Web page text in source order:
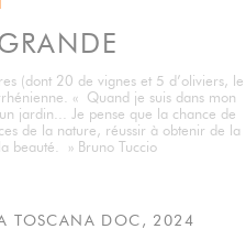
(dont 20 de vignes et 5 d’oliviers, le
« Quand je suis dans mon
jardin... Je pense que la chance de
de la nature, réussir à obtenir de la
beauté. » Bruno Tuccio
TOSCANA DOC, 2024